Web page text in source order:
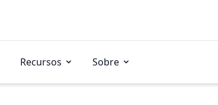
Recursos Sobre